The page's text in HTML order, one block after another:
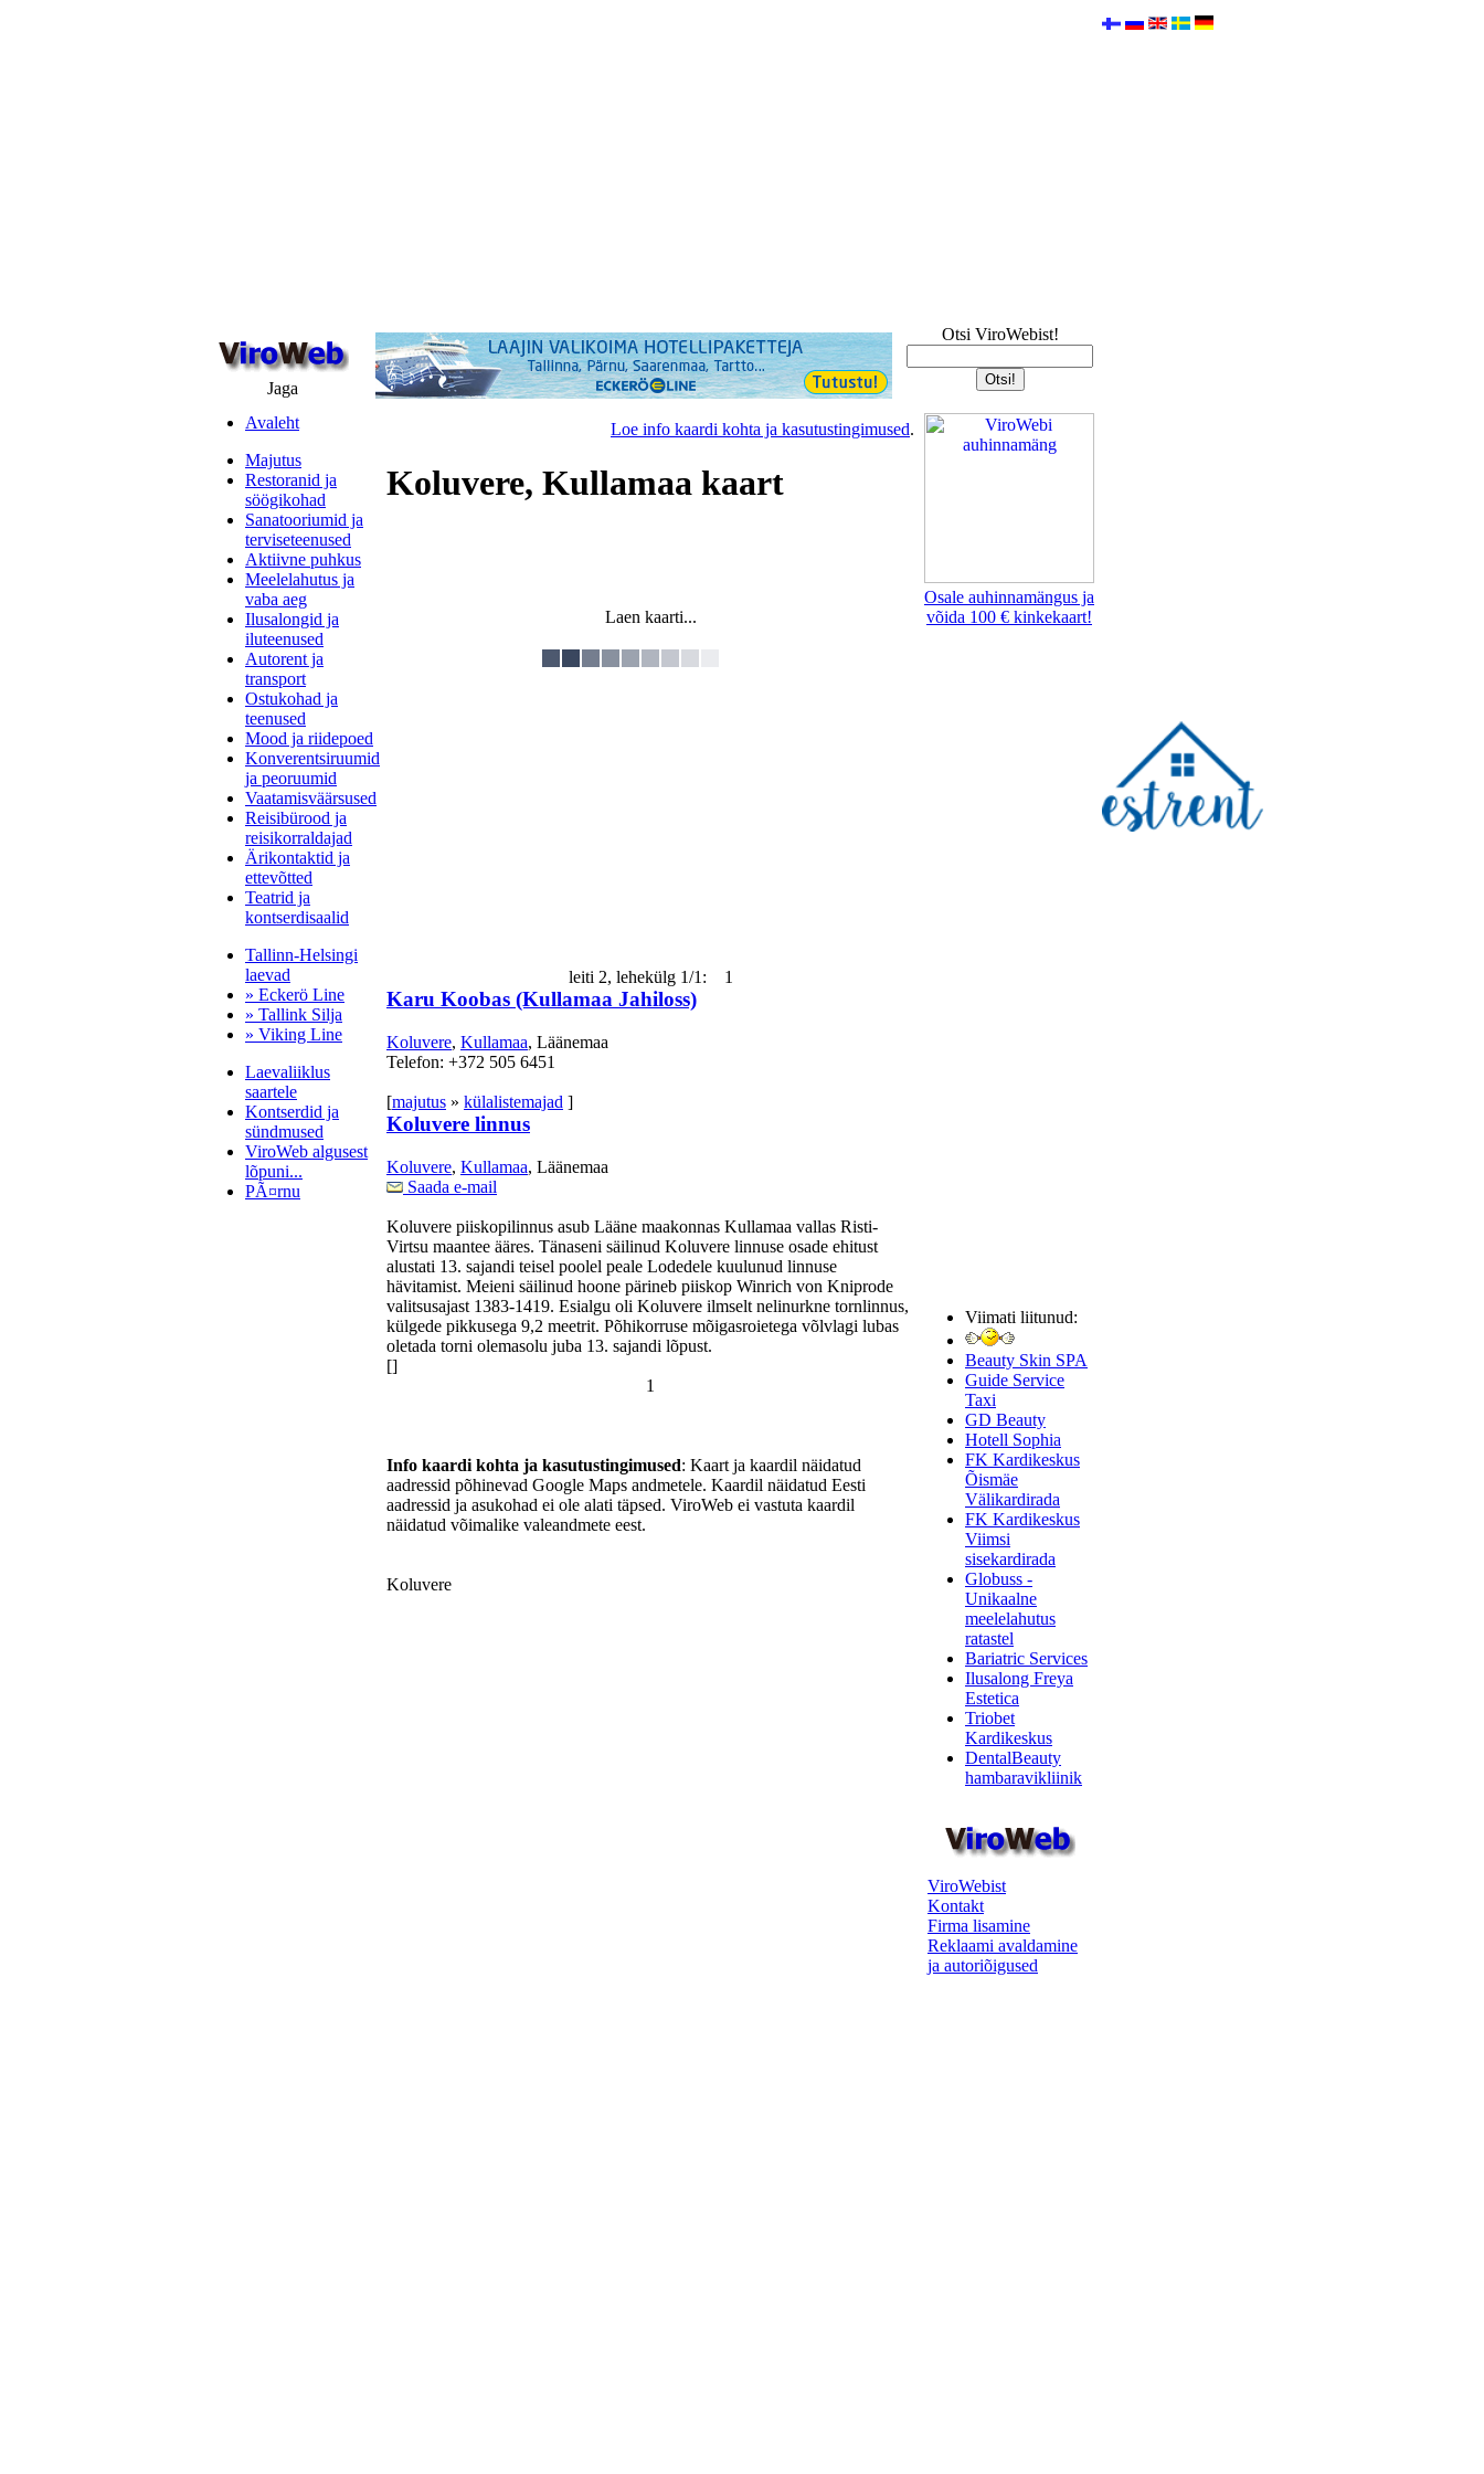
Jaga
Otsi ViroWebist!
Avaleht
Majutus
Restoranid ja
söögikohad
Sanatooriumid ja
terviseteenused
Aktiivne puhkus
Meelelahutus ja
vaba aeg
Ilusalongid ja
iluteenused
Autorent ja
transport
Ostukohad ja
teenused
Mood ja riidepoed
Konverentsiruumid
ja peoruumid
Vaatamisväärsused
Reisibürood ja
reisikorraldajad
Ärikontaktid ja
ettevõtted
Teatrid ja
kontserdisaalid
Tallinn-Helsingi
laevad
» Eckerö Line
» Tallink Silja
» Viking Line
Laevaliiklus
saartele
Kontserdid ja
sündmused
ViroWeb algusest
lõpuni...
PÃ¤rnu
Loe info kaardi kohta ja kasutustingimused.
Koluvere, Kullamaa kaart
Laen kaarti...
leiti 2, lehekülg 1/1: 1
Karu Koobas (Kullamaa Jahiloss)
Koluvere, Kullamaa, Läänemaa
Telefon: +372 505 6451
[majutus » külalistemajad ]
Koluvere linnus
Koluvere, Kullamaa, Läänemaa
Saada e-mail
Koluvere piiskopilinnus asub Lääne maakonnas Kullamaa vallas Risti-
Virtsu maantee ääres. Tänaseni säilinud Koluvere linnuse osade ehitust
alustati 13. sajandi teisel poolel peale Lodedele kuulunud linnuse
hävitamist. Meieni säilinud hoone pärineb piiskop Winrich von Kniprode
valitsusajast 1383-1419. Esialgu oli Koluvere ilmselt nelinurkne tornlinnus,
külgede pikkusega 9,2 meetrit. Põhikorruse mõigasroietega võlvlagi lubas
oletada torni olemasolu juba 13. sajandi lõpust.
[]
1
Info kaardi kohta ja kasutustingimused: Kaart ja kaardil näidatud
aadressid põhinevad Google Maps andmetele. Kaardil näidatud Eesti
aadressid ja asukohad ei ole alati täpsed. ViroWeb ei vastuta kaardil
näidatud võimalike valeandmete eest.
Koluvere
Osale auhinnamängus ja
võida 100 € kinkekaart!
Viimati liitunud:
Beauty Skin SPA
Guide Service
Taxi
GD Beauty
Hotell Sophia
FK Kardikeskus
Õismäe
Välikardirada
FK Kardikeskus
Viimsi
sisekardirada
Globuss -
Unikaalne
meelelahutus
ratastel
Bariatric Services
Ilusalong Freya
Estetica
Triobet
Kardikeskus
DentalBeauty
hambaravikliinik
ViroWebist
Kontakt
Firma lisamine
Reklaami avaldamine
ja autoriõigused